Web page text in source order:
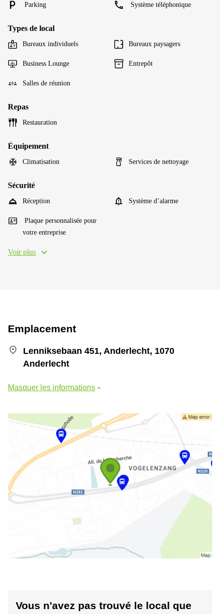
Parking Système téléphonique
Types de local
Bureaux individuels Bureaux paysagers
Business Lounge Entrepôt
Salles de réunion
Repas
Restauration
Équipement
Climatisation Services de nettoyage
Sécurité
Réception Système d’alarme
Plaque personnalisée pour
votre entreprise
Voir plus
Emplacement
Lenniksebaan 451, Anderlecht, 1070
Anderlecht
Masquer les informations
Vous n'avez pas trouvé le local que